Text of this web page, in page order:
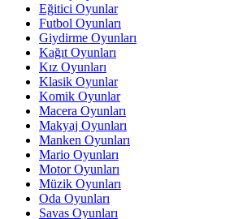
Eğitici Oyunlar
Futbol Oyunları
Giydirme Oyunları
Kağıt Oyunları
Kız Oyunları
Klasik Oyunlar
Komik Oyunlar
Macera Oyunları
Makyaj Oyunları
Manken Oyunları
Mario Oyunları
Motor Oyunları
Müzik Oyunları
Oda Oyunları
Savas Oyunları